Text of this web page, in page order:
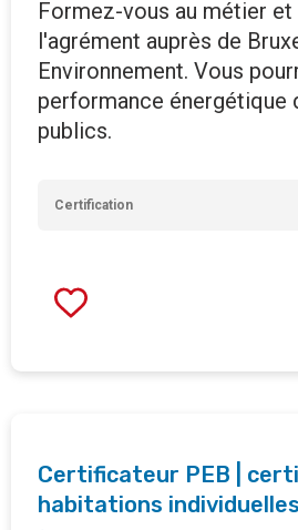
Formez-vous au métier et
l'agrément auprès de
Environnement. Vous
performance énergétique
publics.
Certification
Certificateur PEB |
habitations